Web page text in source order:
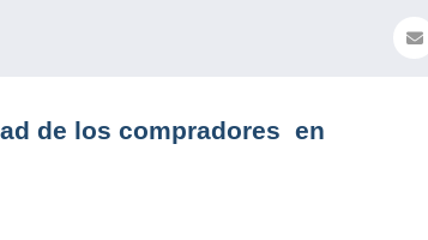
de los compradores en